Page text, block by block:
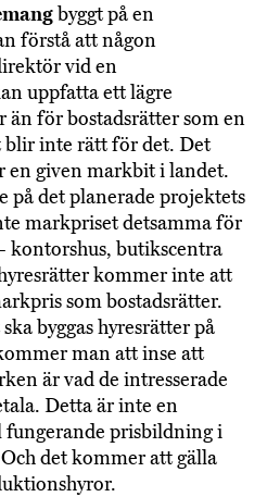
byggt på en
förstå att någon
vid en
uppfatta ett lägre
för bostadsrätter som en
inte rätt för det. Det
en given markbit i landet.
på det planerade projektets
markpriset detsamma för
kontorshus, butikscentra
kommer inte att
som bostadsrätter.
byggas hyresrätter på
man att inse att
är vad de intresserade
Detta är inte en
fungerande prisbildning i
det kommer att gälla